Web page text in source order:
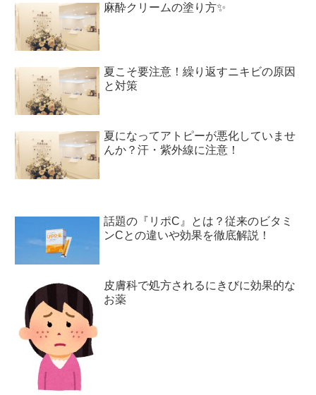
麻酔クリームの塗り方✨
夏こそ要注意！繰り返すニキビの原因
と対策
夏になってアトピーが悪化していませ
んか？汗・紫外線に注意！
話題の『リポC』とは？従来のビタミ
ンCとの違いや効果を徹底解説！
皮膚科で処方されるにきびに効果的な
お薬